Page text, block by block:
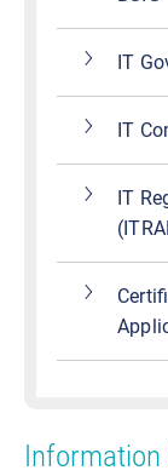
IT
IT
IT
Information